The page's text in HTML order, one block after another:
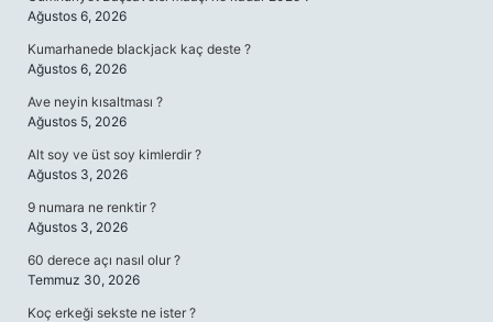
Ağustos 6, 2026
Kumarhanede blackjack kaç deste ?
Ağustos 6, 2026
Ave neyin kısaltması ?
Ağustos 5, 2026
Alt soy ve üst soy kimlerdir ?
Ağustos 3, 2026
9 numara ne renktir ?
Ağustos 3, 2026
60 derece açı nasıl olur ?
Temmuz 30, 2026
Koç erkeği sekste ne ister ?